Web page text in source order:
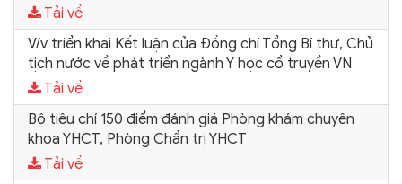
Tải về
V/v triển khai Kết luận của Đồng chí Tổng Bí thư, Chủ
tịch nước về phát triển ngành Y học cổ truyền VN
Tải về
Bộ tiêu chí 150 điểm đánh giá Phòng khám chuyên
khoa YHCT, Phòng Chẩn trị YHCT
Tải về